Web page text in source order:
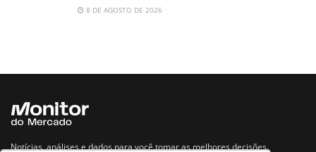
8 DE AGOSTO DE 2026
Notícias, análises e dados para você tomar as melhores decisões.